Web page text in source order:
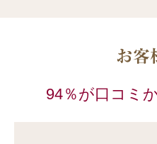
お客
94％が口コミ